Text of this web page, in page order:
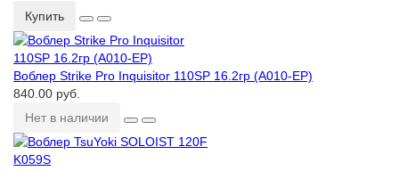
Купить
Воблер Strike Pro Inquisitor 110SP 16.2гр (A010-EP)
840.00 руб.
Нет в наличии